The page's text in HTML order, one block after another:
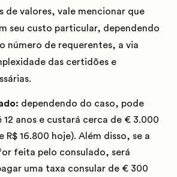
de valores, vale mencionar que
seu custo particular, dependendo
número de requerentes, a via
das certidões e
dependendo do caso, pode
12 anos e custará cerca de € 3.000
R$ 16.800 hoje). Além disso, se a
feita pelo consulado, será
uma taxa consular de € 300